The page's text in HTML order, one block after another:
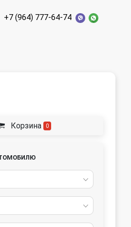
+7 (964) 777-64-74
Корзина 0